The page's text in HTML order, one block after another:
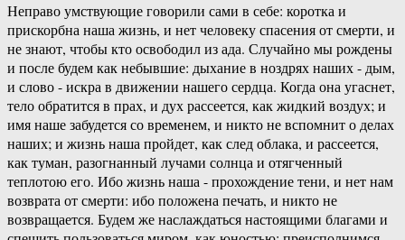
Неправо умствующие говорили сами в себе: коротка и
прискорбна наша жизнь, и нет человеку спасения от смерти, и
не знают, чтобы кто освободил из ада. Случайно мы рождены
и после будем как небывшие: дыхание в ноздрях наших - дым,
и слово - искра в движении нашего сердца. Когда она угаснет,
тело обратится в прах, и дух рассеется, как жидкий воздух; и
имя наше забудется со временем, и никто не вспомнит о делах
наших; и жизнь наша пройдет, как след облака, и рассеется,
как туман, разогнанный лучами солнца и отягченный
теплотою его. Ибо жизнь наша - прохождение тени, и нет нам
возврата от смерти: ибо положена печать, и никто не
возвращается. Будем же наслаждаться настоящими благами и